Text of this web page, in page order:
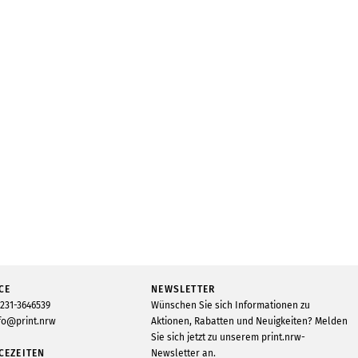
3646539
NEWSLETTER
Wünschen Sie sich Informationen zu
Aktionen, Rabatten und Neuigkeiten? Melden
Sie sich jetzt zu unserem print.nrw-
Newsletter an.